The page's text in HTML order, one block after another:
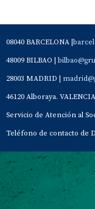
08040 BARCELONA |
48009 BILBAO |
28003 MADRID |
46120 Alboraya. VALENCIA
Servicio de Atención al
Teléfono de contacto de
Contacto Aviso Legal